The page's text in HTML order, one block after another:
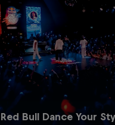
Red Bull Dance Your